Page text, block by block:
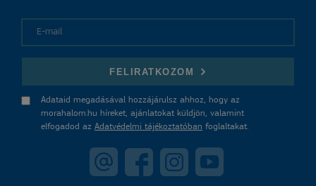
FELIRATKOZOM
Adataid megadásával hozzájárulsz ahhoz, hogy az
morahalom.hu híreket, ajánlatokat küldjön, valamint
elfogadod az Adatvédelmi tájékoztatóban foglaltakat.